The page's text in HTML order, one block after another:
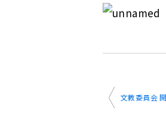
投
文教委員会